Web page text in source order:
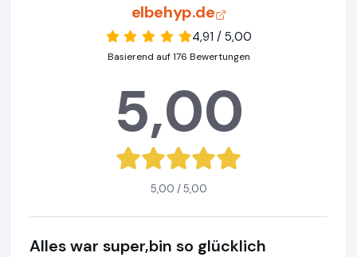
elbehyp.de
4,91 / 5,00
Basierend auf 176 Bewertungen
5,00
5,00 / 5,00
Alles war super,bin so glücklich